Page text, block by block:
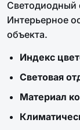
Светодиодный
Интерьерное
объекта.
Индекс
Световая
Материал